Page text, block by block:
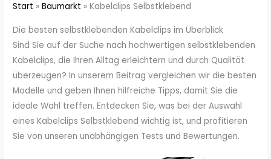
Start Baumarkt Kabelclips Selbstklebend
Die besten selbstklebenden Kabelclips im Überblick
Sind Sie auf der Suche nach hochwertigen selbstklebenden
Kabelclips, die Ihren Alltag erleichtern und durch Qualität
überzeugen? In unserem Beitrag vergleichen wir die besten
Modelle und geben Ihnen hilfreiche Tipps, damit Sie die
ideale Wahl treffen. Entdecken Sie, was bei der Auswahl
eines Kabelclips Selbstklebend wichtig ist, und profitieren
Sie von unseren unabhängigen Tests und Bewertungen.